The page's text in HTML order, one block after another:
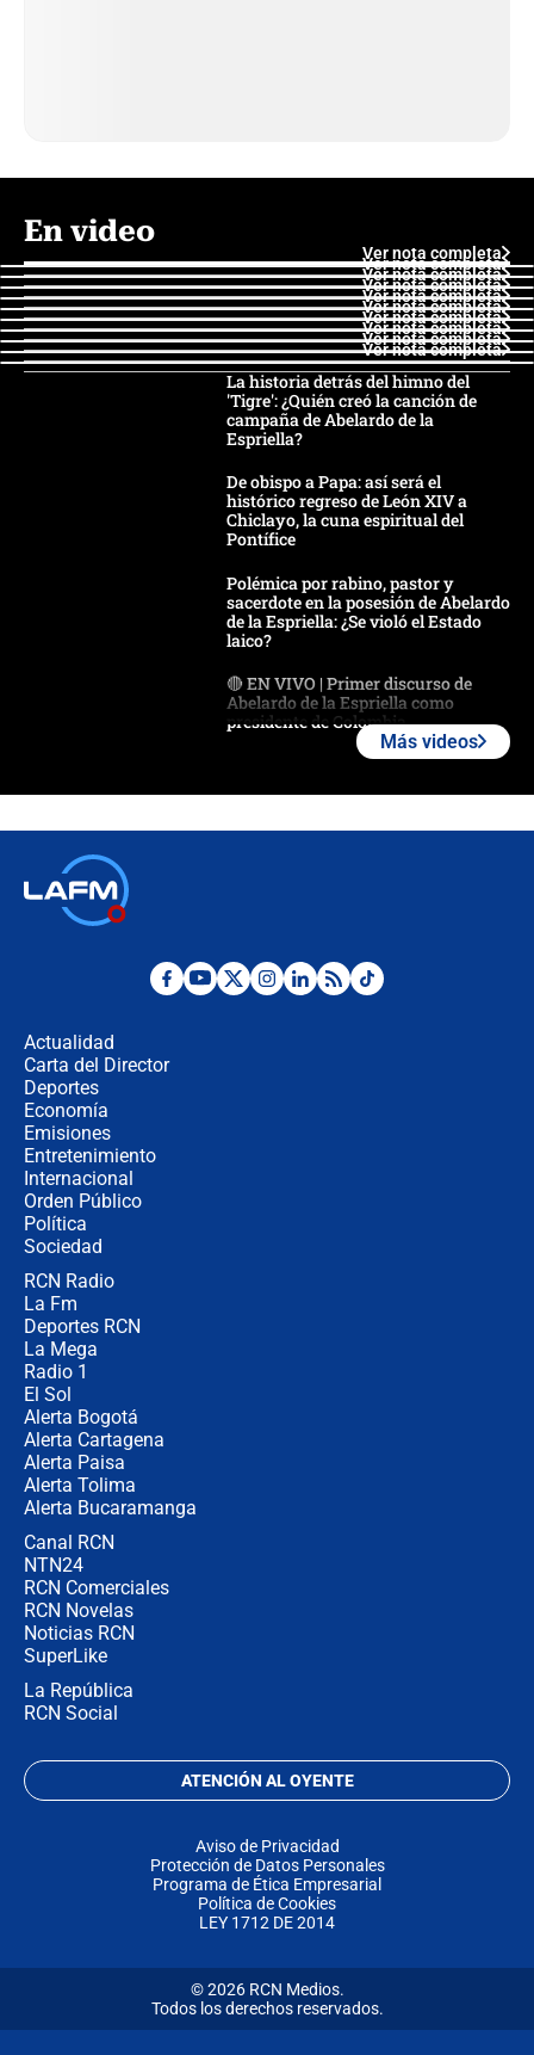
En video
Ver nota completa
Ver nota completa
Ver nota completa
Ver nota completa
Ver nota completa
Ver nota completa
Ver nota completa
Ver nota completa
Ver nota completa
Ver nota completa
La historia detrás del himno del
'Tigre': ¿Quién creó la canción de
campaña de Abelardo de la
Espriella?
De obispo a Papa: así será el
histórico regreso de León XIV a
Chiclayo, la cuna espiritual del
Pontífice
Polémica por rabino, pastor y
sacerdote en la posesión de Abelardo
de la Espriella: ¿Se violó el Estado
laico?
🔴 EN VIVO | Primer discurso de
Abelardo de la Espriella como
presidente de Colombia
Desde dermatitis hasta infecciones:
Más videos
Actualidad
Carta del Director
Deportes
Economía
Emisiones
Entretenimiento
Internacional
Orden Público
Política
Sociedad
RCN Radio
La Fm
Deportes RCN
La Mega
Radio 1
El Sol
Alerta Bogotá
Alerta Cartagena
Alerta Paisa
Alerta Tolima
Alerta Bucaramanga
Canal RCN
NTN24
RCN Comerciales
RCN Novelas
Noticias RCN
SuperLike
La República
RCN Social
ATENCIÓN AL OYENTE
Aviso de Privacidad
Protección de Datos Personales
Programa de Ética Empresarial
Política de Cookies
LEY 1712 DE 2014
© 2026 RCN Medios.
Todos los derechos reservados.